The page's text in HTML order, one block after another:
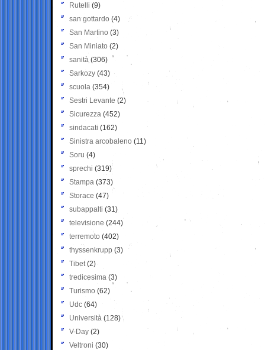
Rutelli (9)
san gottardo (4)
San Martino (3)
San Miniato (2)
sanità (306)
Sarkozy (43)
scuola (354)
Sestri Levante (2)
Sicurezza (452)
sindacati (162)
Sinistra arcobaleno (11)
Soru (4)
sprechi (319)
Stampa (373)
Storace (47)
subappalti (31)
televisione(244)
terremoto (402)
thyssenkrupp (3)
Tibet(2)
tredicesima (3)
Turismo (62)
Udc (64)
Università (128)
V-Day (2)
Veltroni (30)